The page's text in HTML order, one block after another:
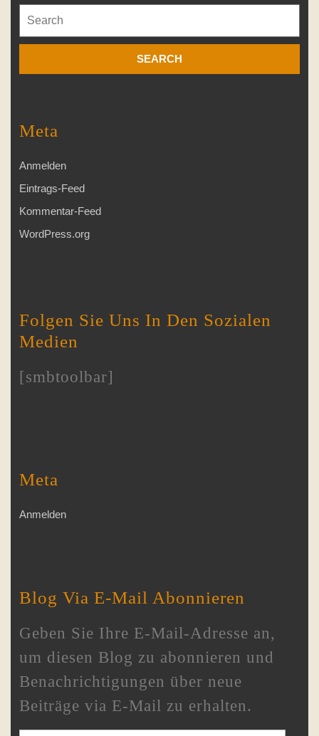
for:
Meta
Anmelden
Eintrags-Feed
Kommentar-Feed
WordPress.org
Folgen Sie Uns In Den Sozialen
Medien
[smbtoolbar]
Meta
Anmelden
Blog Via E-Mail Abonnieren
Geben Sie Ihre E-Mail-Adresse an,
um diesen Blog zu abonnieren und
Benachrichtigungen über neue
Beiträge via E-Mail zu erhalten.